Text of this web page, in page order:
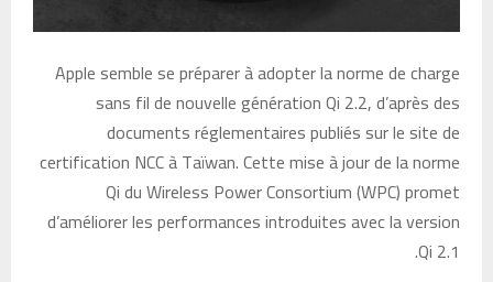
Apple semble se préparer à adopter la norme de charge
sans fil de nouvelle génération Qi 2.2, d’après des
documents réglementaires publiés sur le site de
certification NCC à Taïwan. Cette mise à jour de la norme
Qi du Wireless Power Consortium (WPC) promet
d’améliorer les performances introduites avec la version
Qi 2.1.